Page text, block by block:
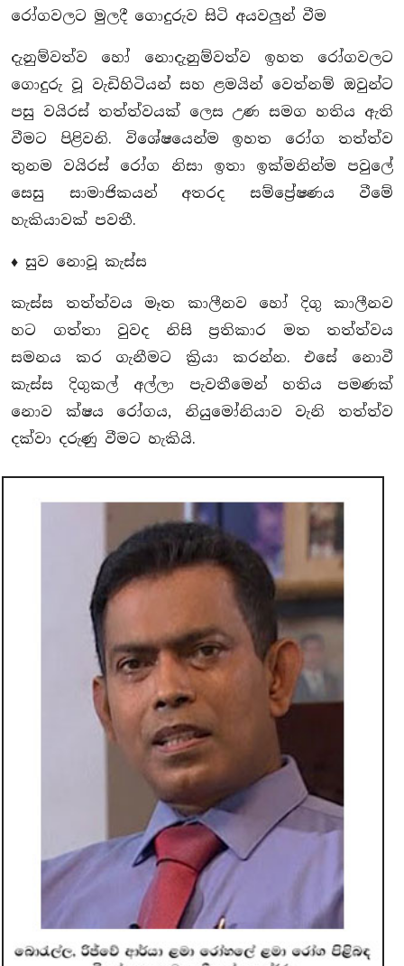
රෝගවලට මුලදී ගොදුරුව සිටි අයවලුන් වීම
දැනුම්වත්ව හෝ නොදැනුම්වත්ව ඉහත රෝගවලට
ගොදුරු වූ වැඩිහිටියන් සහ ළමයින් වෙත්නම් ඔවුන්ට
පසු වයිරස් තත්ත්වයක් ලෙස උණ සමග හතිය ඇති
වීමට පිළිවනි. විශේෂයෙන්ම ඉහත රෝග තත්ත්ව
තුනම වයිරස් රෝග නිසා ඉතා ඉක්මනින්ම පවුලේ
සෙසු සාමාජිකයන් අතරද සම්ප්‍රේෂණය වීමේ
හැකියාවක් පවතී.
♦ සුව නොවූ කැස්ස
කැස්ස තත්ත්වය මෑත කාලීනව හෝ දිගු කාලීනව
හට ගත්තා වුවද නිසි ප්‍රතිකාර මත තත්ත්වය
සමනය කර ගැනීමට ක්‍රියා කරන්න. එසේ නොවී
කැස්ස දිගුකල් අල්ලා පැවතීමෙන් හතිය පමණක්
නොව ක්ෂය රෝගය, නියුමෝනියාව වැනි තත්ත්ව
දක්වා දරුණු වීමට හැකියි.